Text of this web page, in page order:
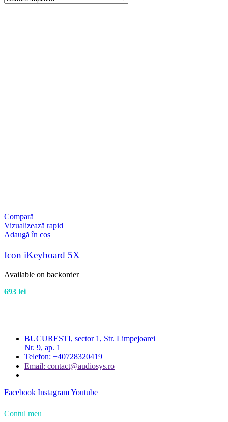
Compară
Vizualizează rapid
Adaugă în coș
Icon iKeyboard 5X
Available on backorder
693 lei
BUCURESTI, sector 1, Str. Limpejoarei
Nr. 9, ap. 1
Telefon: +40728320419
Email: contact@audiosys.ro
Facebook InstagramYoutube
Contul meu